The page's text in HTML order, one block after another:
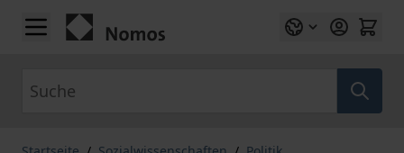
Zum Inhalt springen